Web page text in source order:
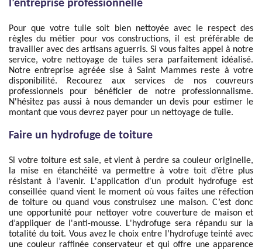
l’entreprise professionnelle
Pour que votre tuile soit bien nettoyée avec le respect des
règles du métier pour vos constructions, il est préférable de
travailler avec des artisans aguerris. Si vous faites appel à notre
service, votre nettoyage de tuiles sera parfaitement idéalisé.
Notre entreprise agréée sise à Saint Mammes reste à votre
disponibilité. Recourez aux services de nos couvreurs
professionnels pour bénéficier de notre professionnalisme.
N'hésitez pas aussi à nous demander un devis pour estimer le
montant que vous devrez payer pour un nettoyage de tuile.
Faire un hydrofuge de toiture
Si votre toiture est sale, et vient à perdre sa couleur originelle,
la mise en étanchéité va permettre à votre toit d’être plus
résistant à l’avenir. L'application d'un produit hydrofuge est
conseillée quand vient le moment où vous faites une réfection
de toiture ou quand vous construisez une maison. C’est donc
une opportunité pour nettoyer votre couverture de maison et
d’appliquer de l'anti-mousse. L'hydrofuge sera répandu sur la
totalité du toit. Vous avez le choix entre l’hydrofuge teinté avec
une couleur raffinée conservateur et qui offre une apparence